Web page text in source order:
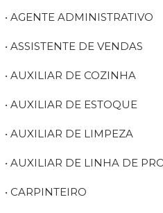
• AGENTE ADMINISTRATIVO
• ASSISTENTE DE VENDAS
• AUXILIAR DE COZINHA
• AUXILIAR DE ESTOQUE
• AUXILIAR DE LIMPEZA
• AUXILIAR DE LINHA DE
• CARPINTEIRO